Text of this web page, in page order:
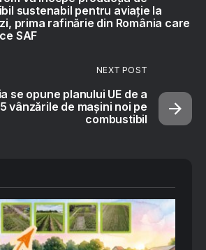
sustenabil pentru aviație la
prima rafinărie din România care
SAF
NEXT POST
se opune planului UE de a
vânzările de mașini noi pe
combustibil